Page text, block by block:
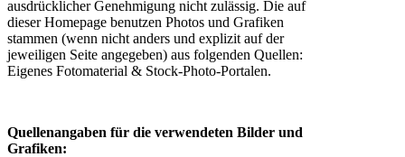
ausdrücklicher Genehmigung nicht zulässig. Die auf
dieser Homepage benutzen Photos und Grafiken
stammen (wenn nicht anders und explizit auf der
jeweiligen Seite angegeben) aus folgenden Quellen:
Eigenes Fotomaterial & Stock-Photo-Portalen.
Quellenangaben für die verwendeten Bilder und
Grafiken: